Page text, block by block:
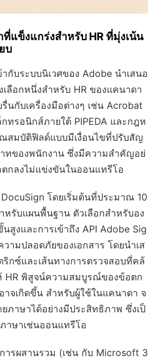
ที่แข็งแกร่งสำหรับ HR ที่มุ่งเน้น
บ
กับระบบนิเวศของ Adobe นำเสนอ
เลือกหนึ่งสำหรับ HR ของแคนาดา
นกับเครื่องมือต่างๆ เช่น Acrobat
ทรอนิกส์ภายใต้ PIPEDA และกฎห
สมบัติฟิลด์แบบมีเงื่อนไขที่ปรับสัญ
ทของพนักงาน ซึ่งมีความสำคัญอย่
ตกลงไม่แข่งขันในออนแทรีโอ
โดยเริ่มต้นที่ประมาณ 10
หรับแผนพื้นฐาน ตัวเลือกสำหรับอง
สูงและการเข้าถึง API Adobe Sig
ามปลอดภัยของเอกสาร โดยนำเส
ริกซ์และเส้นทางการตรวจสอบที่คล้
HR พิสูจน์ความสมบูรณ์ของข้อตก
จเกิดขึ้น สำหรับผู้ใช้ในแคนาดา จ
ภาษาได้อย่างมีประสิทธิภาพ ซึ่งเป็
าษาเช่นออนแทรีโอ
ารผสานรวม (เช่น กับ Microsoft 3